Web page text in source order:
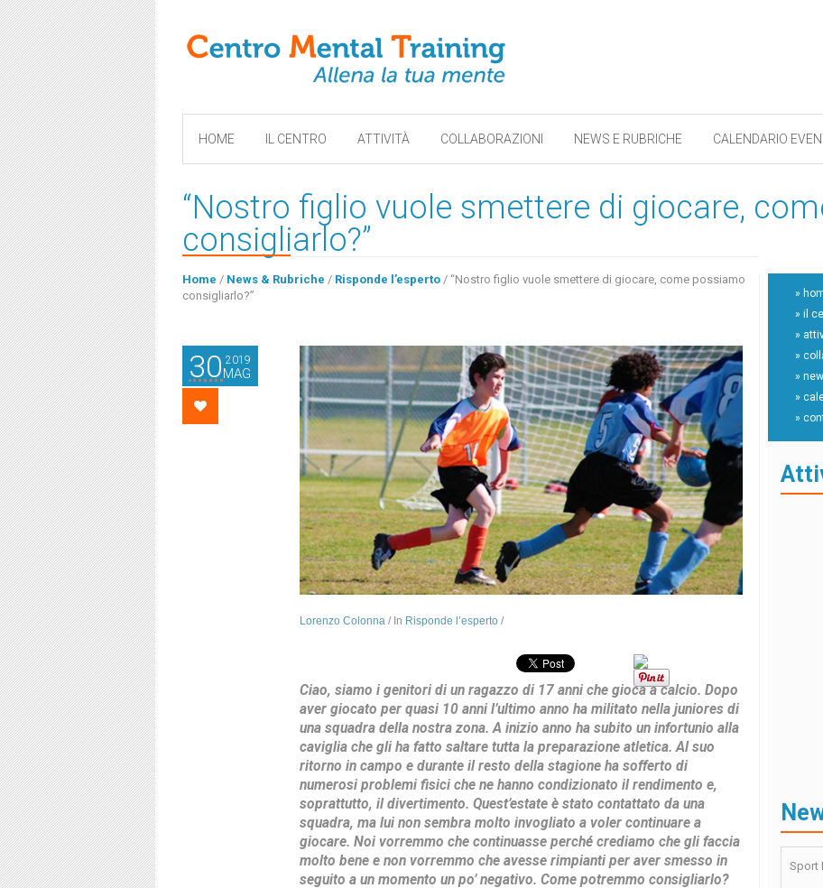
HOME IL CENTRO ATTIVITÀ COLLABORAZIONI NEWS E RUBRICHE CALENDARIO
“Nostro figlio vuole smettere di giocare,
consigliarlo?”
Home / News & Rubriche / Risponde l’esperto / “Nostro figlio vuole smettere di giocare, come possiamo
consigliarlo?”
30 2019
MAG
Lorenzo Colonna / In Risponde l’esperto /
Ciao, siamo i genitori di un ragazzo di 17 anni che gioca a calcio. Dopo
aver giocato per quasi 10 anni l’ultimo anno ha militato nella juniores di
una squadra della nostra zona. A inizio anno ha subito un infortunio alla
caviglia che gli ha fatto saltare tutta la preparazione atletica. Al suo
ritorno in campo e durante il resto della stagione ha sofferto di
numerosi problemi fisici che ne hanno condizionato il rendimento e,
soprattutto, il divertimento. Quest’estate è stato contattato da una
squadra, ma lui non sembra molto invogliato a voler continuare a
giocare. Noi vorremmo che continuasse perché crediamo che gli faccia
molto bene e non vorremmo che avesse rimpianti per aver smesso in
seguito a un momento un po’ negativo. Come potremmo consigliarlo?
»
» il
»
»
»
»
»
Sport